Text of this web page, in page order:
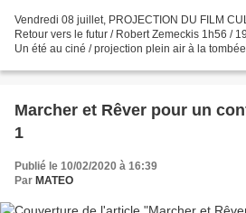
Vendredi 08 juillet, PROJECTION DU FILM
Retour vers le futur / Robert Zemeckis 1h56 /
Un été au ciné / projection plein air à la
Marcher et Rêver pour un
1
Publié le 10/02/2020 à 16:39
Par MATEO